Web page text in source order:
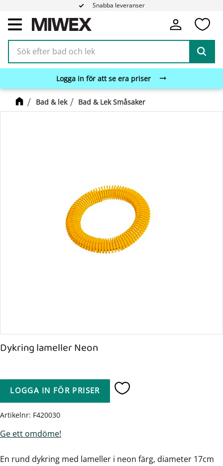
Meny
Snabba leveranser
Logga in för att se era priser
Bad & lek Bad & Lek Småsaker
Dykring lameller Neon
LOGGA IN FÖR PRISER Lägg till i favoriter
Artikelnr F420030
Ge ett omdöme!
En rund dykring med lameller i neon färg, diameter 17cm